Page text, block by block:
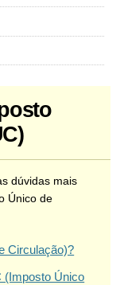
dúvidas mais
Único de
Circulação)?
(Imposto Único